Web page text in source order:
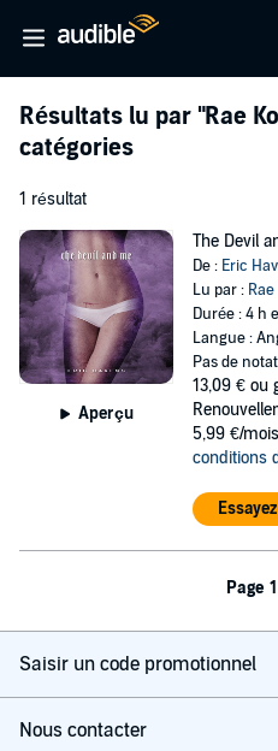
Résultats lu par "Rae
catégories
1 résultat
Aperçu
The Devil
De : Eric
Lu par :
Durée : 4 h
Langue :
Pas de
13,09 € ou
5,99 €/
conditions
Page
Saisir un code promotionnel
Nous contacter